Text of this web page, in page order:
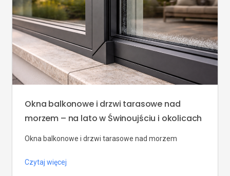
Okna balkonowe i drzwi tarasowe nad
morzem – na lato w Świnoujściu i okolicach
Okna balkonowe i drzwi tarasowe nad morzem
wiatr, dobrą izolację, ochronę przed słońcem i prostą
Czytaj więcej